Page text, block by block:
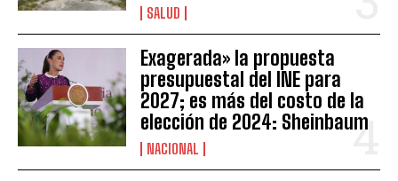
SALUD
Exagerada» la propuesta
presupuestal del INE para
2027; es más del costo de la
elección de 2024: Sheinbaum
NACIONAL